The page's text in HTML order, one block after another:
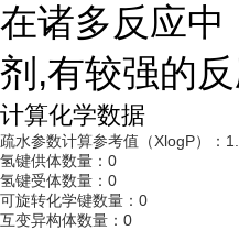
在诸多反应中
剂,有较强的反
计算化学数据
疏水参数计算参考值（XlogP）：
氢键供体数量：0
氢键受体数量：0
可旋转化学键数量：0
互变异构体数量：0